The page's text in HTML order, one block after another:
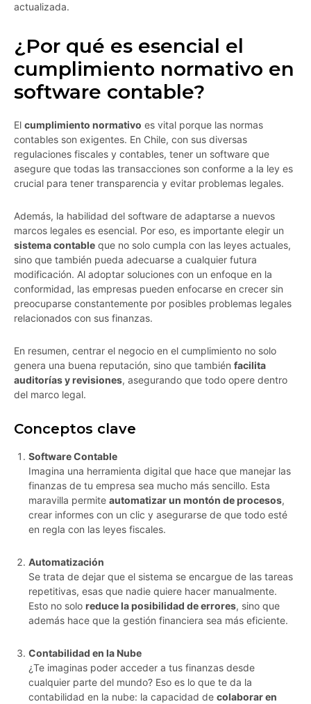
actualizada.
¿Por qué es esencial el
cumplimiento normativo en
software contable?
El cumplimiento normativo es vital porque las normas
contables son exigentes. En Chile, con sus diversas
regulaciones fiscales y contables, tener un software que
asegure que todas las transacciones son conforme a la ley es
crucial para tener transparencia y evitar problemas legales.
Además, la habilidad del software de adaptarse a nuevos
marcos legales es esencial. Por eso, es importante elegir un
sistema contable que no solo cumpla con las leyes actuales,
sino que también pueda adecuarse a cualquier futura
modificación. Al adoptar soluciones con un enfoque en la
conformidad, las empresas pueden enfocarse en crecer sin
preocuparse constantemente por posibles problemas legales
relacionados con sus finanzas.
En resumen, centrar el negocio en el cumplimiento no solo
genera una buena reputación, sino que también facilita
auditorías y revisiones, asegurando que todo opere dentro
del marco legal.
Conceptos clave
Software Contable
Imagina una herramienta digital que hace que manejar las
finanzas de tu empresa sea mucho más sencillo. Esta
maravilla permite automatizar un montón de procesos,
crear informes con un clic y asegurarse de que todo esté
en regla con las leyes fiscales.
Automatización
Se trata de dejar que el sistema se encargue de las tareas
repetitivas, esas que nadie quiere hacer manualmente.
Esto no solo reduce la posibilidad de errores, sino que
además hace que la gestión financiera sea más eficiente.
Contabilidad en la Nube
¿Te imaginas poder acceder a tus finanzas desde
cualquier parte del mundo? Eso es lo que te da la
contabilidad en la nube: la capacidad de colaborar en